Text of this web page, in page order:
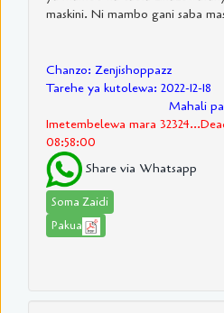
maskini. Ni mambo gani saba
Chanzo: Zenjishoppazz
Tarehe ya kutolewa: 2022-12-18
Mahali
Imetembelewa mara
08:58:00
Share via Whatsapp
Soma Zaidi
Pakua